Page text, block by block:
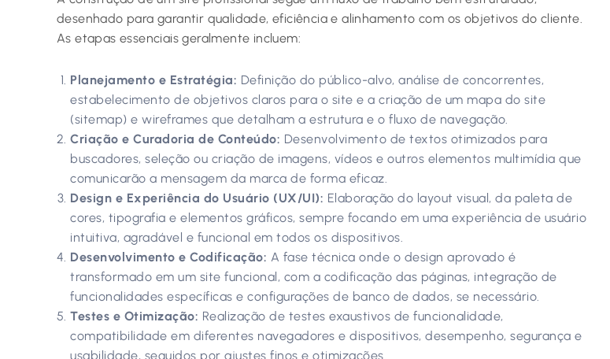
desenhado para garantir qualidade, eficiência e alinhamento com os objetivos do cliente.
As etapas essenciais geralmente incluem:
Planejamento e Estratégia: Definição do público-alvo, análise de concorrentes,
estabelecimento de objetivos claros para o site e a criação de um mapa do site
(sitemap) e wireframes que detalham a estrutura e o fluxo de navegação.
Criação e Curadoria de Conteúdo: Desenvolvimento de textos otimizados para
buscadores, seleção ou criação de imagens, vídeos e outros elementos multimídia que
comunicarão a mensagem da marca de forma eficaz.
Design e Experiência do Usuário (UX/UI): Elaboração do layout visual, da paleta de
cores, tipografia e elementos gráficos, sempre focando em uma experiência de usuário
intuitiva, agradável e funcional em todos os dispositivos.
Desenvolvimento e Codificação: A fase técnica onde o design aprovado é
transformado em um site funcional, com a codificação das páginas, integração de
funcionalidades específicas e configurações de banco de dados, se necessário.
Testes e Otimização: Realização de testes exaustivos de funcionalidade,
compatibilidade em diferentes navegadores e dispositivos, desempenho, segurança e
usabilidade, seguidos por ajustes finos e otimizações.